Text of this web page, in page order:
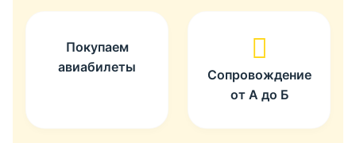
Покупаем
авиабилеты
Сопровождение
от А до Б